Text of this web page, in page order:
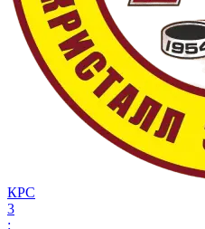
КРС
3
: